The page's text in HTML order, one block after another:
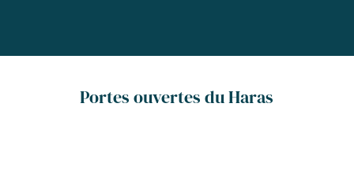
Portes ouvertes du Haras